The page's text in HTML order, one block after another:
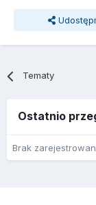
Tematy
Ostatnio
Brak